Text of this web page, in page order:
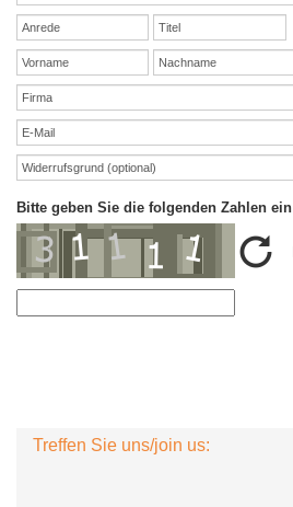
Bitte geben Sie die folgenden Zahlen ein
Treffen Sie uns/join us: